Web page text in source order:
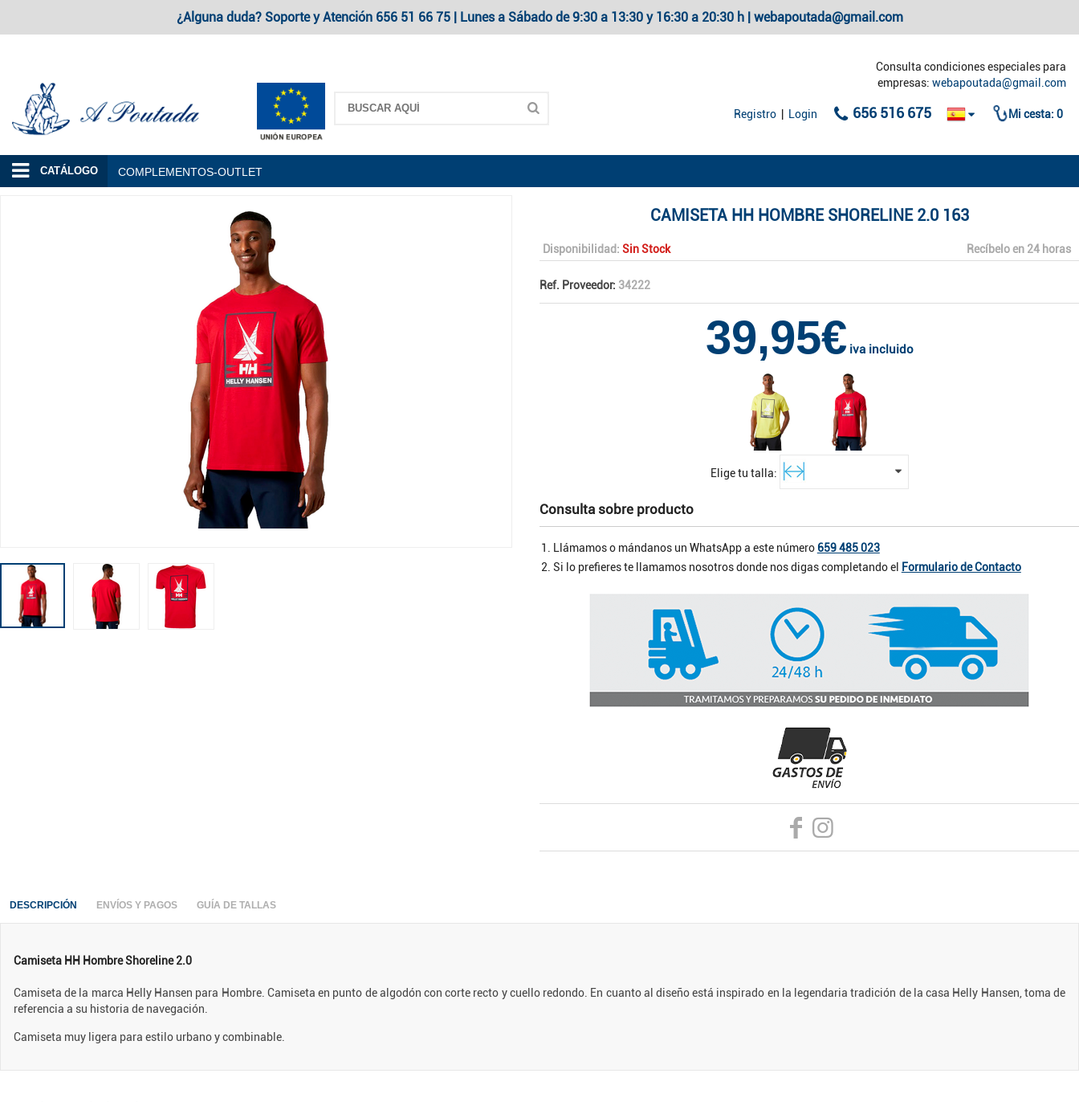
¿Alguna duda? Soporte y Atención 656 51 66 75 | Lunes a Sábado de 9:30 a 13:30 y 16:30 a 20:30 h | webapoutada@gmail.com
Consulta condiciones especiales para
empresas: webapoutada@gmail.com
Registro Login 656 516 675 Mi cesta: 0
CATÁLOGO COMPLEMENTOS-OUTLET
CAMISETA HH HOMBRE SHORELINE 2.0 163
Disponibilidad: Sin Stock Recíbelo en 24 horas
Ref. Proveedor: 34222
39,95€ iva incluido
Elige tu talla:
Consulta sobre producto
Llámamos o mándanos un WhatsApp a este número 659 485 023
Si lo prefieres te llamamos nosotros donde nos digas completando el
Formulario de Contacto
DESCRIPCIÓN ENVÍOS Y PAGOS GUÍA DE TALLAS
Camiseta HH Hombre Shoreline 2.0
Camiseta de la marca Helly Hansen para Hombre. Camiseta en punto de algodón con corte recto y cuello redondo. En cuanto al diseño está inspirado en la legendaria tradición de la casa Helly Hansen, toma de
referencia a su historia de navegación.
Camiseta muy ligera para estilo urbano y combinable.